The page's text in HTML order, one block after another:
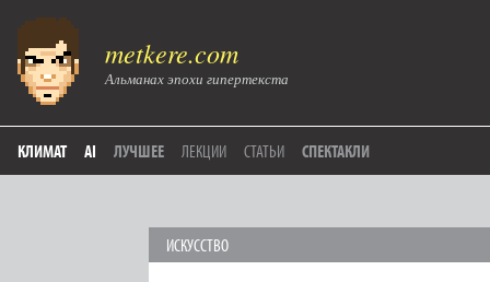
metkere.com
Альманах эпохи гипертекста
КЛИМАТ AI ЛУЧШЕЕ ЛЕКЦИИ СТАТЬИ СПЕКТАКЛИ
ИСКУССТВО